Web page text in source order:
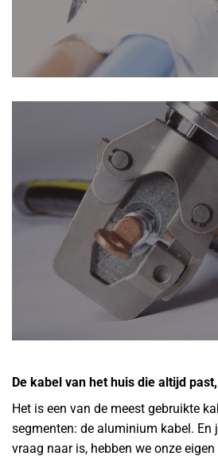
De kabel van het huis die altijd
Het is een van de meest gebruikte
segmenten: de aluminium kabel. En
vraag naar is, hebben we onze